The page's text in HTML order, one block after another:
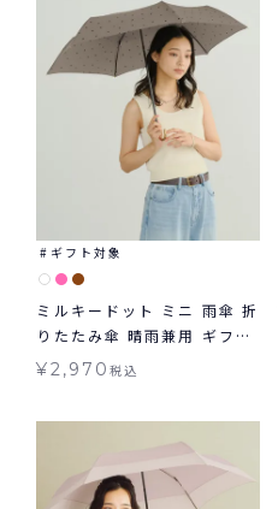
ギフト対象
ミルキードット ミニ 雨傘 折
りたたみ傘 晴雨兼用 ギフト
対象
¥2,970税込